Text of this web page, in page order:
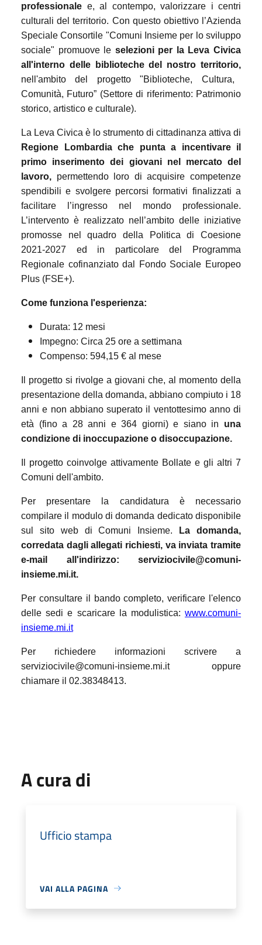
professionale e, al contempo, valorizzare i centri
culturali del territorio. Con questo obiettivo l’Azienda
Speciale Consortile "Comuni Insieme per lo sviluppo
sociale" promuove le selezioni per la Leva Civica
all'interno delle biblioteche del nostro territorio,
nell'ambito del progetto "Biblioteche, Cultura,
Comunità, Futuro” (Settore di riferimento: Patrimonio
storico, artistico e culturale).
La Leva Civica è lo strumento di cittadinanza attiva di
Regione Lombardia che punta a incentivare il
primo inserimento dei giovani nel mercato del
lavoro, permettendo loro di acquisire competenze
spendibili e svolgere percorsi formativi finalizzati a
facilitare l’ingresso nel mondo professionale.
L’intervento è realizzato nell’ambito delle iniziative
promosse nel quadro della Politica di Coesione
2021-2027 ed in particolare del Programma
Regionale cofinanziato dal Fondo Sociale Europeo
Plus (FSE+).
Come funziona l'esperienza:
Durata: 12 mesi
Impegno: Circa 25 ore a settimana
Compenso: 594,15 € al mese
Il progetto si rivolge a giovani che, al momento della
presentazione della domanda, abbiano compiuto i 18
anni e non abbiano superato il ventottesimo anno di
età (fino a 28 anni e 364 giorni) e siano in una
condizione di inoccupazione o disoccupazione.
Il progetto coinvolge attivamente Bollate e gli altri 7
Comuni dell'ambito.
Per presentare la candidatura è necessario
compilare il modulo di domanda dedicato disponibile
sul sito web di Comuni Insieme.
La domanda,
corredata dagli allegati richiesti, va inviata tramite
e-mail all'indirizzo: serviziocivile@comuni-
insieme.mi.it.
Per consultare il bando completo, verificare l'elenco
delle sedi e scaricare la modulistica: www.comuni-
insieme.mi.it
Per richiedere informazioni scrivere a
serviziocivile@comuni-insieme.mi.it oppure
chiamare il 02.38348413.
A cura di
Ufficio stampa
VAI ALLA PAGINA